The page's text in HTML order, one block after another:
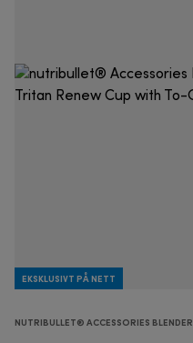
EKSKLUSIVT PÅ NETT
NUTRIBULLET® ACCESSORIES BLENDER